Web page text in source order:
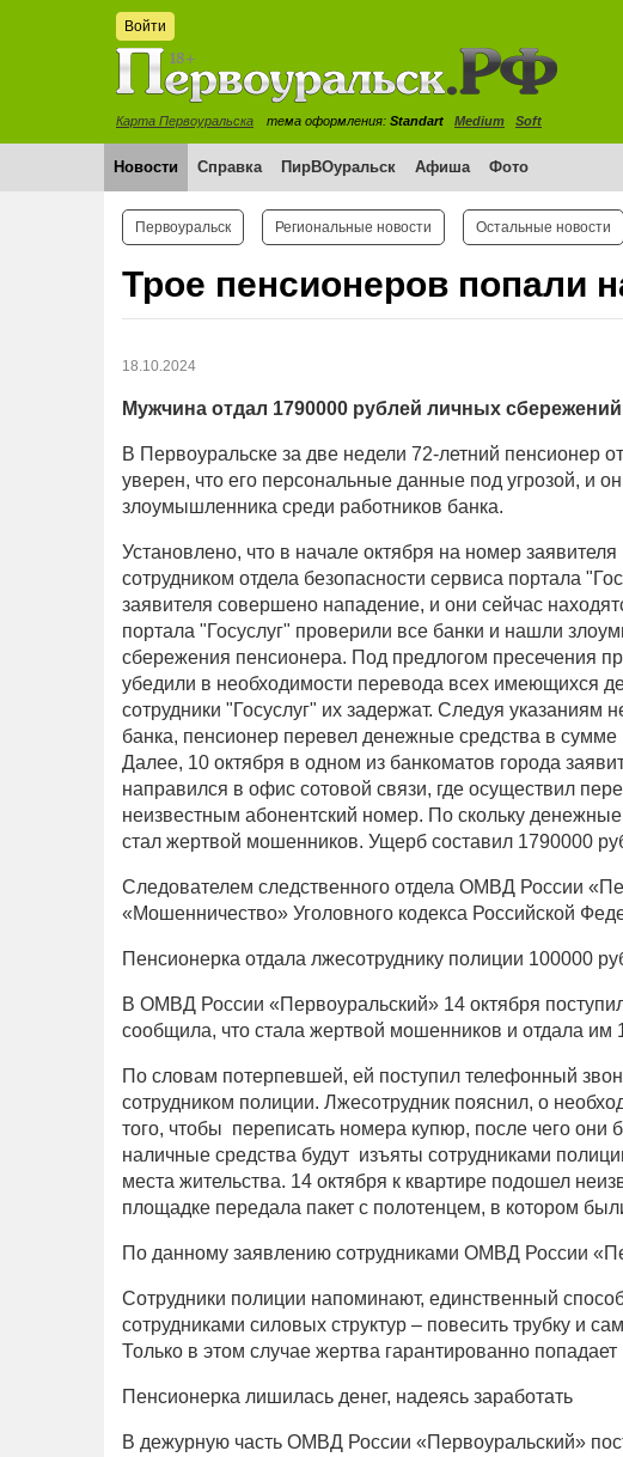
Войти
Карта Первоуральска тема оформления: Standart Medium Soft
Новости Справка ПирВОуральск Афиша Фото
Первоуральск Региональные новости Остальные новости
Трое пенсионеров попали
18.10.2024
Мужчина отдал 1790000 рублей личных
В Первоуральске за две недели 72-летний
уверен, что его персональные данные под угрозой, и
злоумышленника среди работников банка.
Установлено, что в начале октября на номер
сотрудником отдела безопасности сервиса портала
заявителя совершено нападение, и они сейчас
портала "Госуслуг" проверили все банки и нашли
сбережения пенсионера. Под предлогом пресечения
убедили в необходимости перевода всех имеющихся
сотрудники "Госуслуг" их задержат. Следуя указаниям
банка, пенсионер перевел денежные средства в
Далее, 10 октября в одном из банкоматов города
направился в офис сотовой связи, где осуществил
неизвестным абонентский номер. По скольку
стал жертвой мошенников. Ущерб составил 1790000
Следователем следственного отдела ОМВД России
«Мошенничество» Уголовного кодекса Российской
Пенсионерка отдала лжесотруднику полиции 100000
В ОМВД России «Первоуральский» 14 октября
сообщила, что стала жертвой мошенников и отдала им
По словам потерпевшей, ей поступил телефонный
сотрудником полиции. Лжесотрудник пояснил, о
того, чтобы переписать номера купюр, после чего они
наличные средства будут изъяты сотрудниками
места жительства. 14 октября к квартире подошел
площадке передала пакет с полотенцем, в котором
По данному заявлению сотрудниками ОМВД России
Сотрудники полиции напоминают, единственный
сотрудниками силовых структур – повесить трубку и
Только в этом случае жертва гарантированно
Пенсионерка лишилась денег, надеясь заработать
В дежурную часть ОМВД России «Первоуральский»